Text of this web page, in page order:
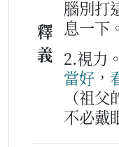
釋
義
腦別打
息一下
2.視力。
當好 ，
（祖
不必戴